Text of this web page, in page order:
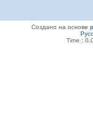
Создано на основе
Time :